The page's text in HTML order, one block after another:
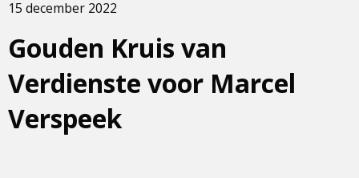
Gouden Kruis van
Verdienste voor Marcel
Verspeek
15 december 2022